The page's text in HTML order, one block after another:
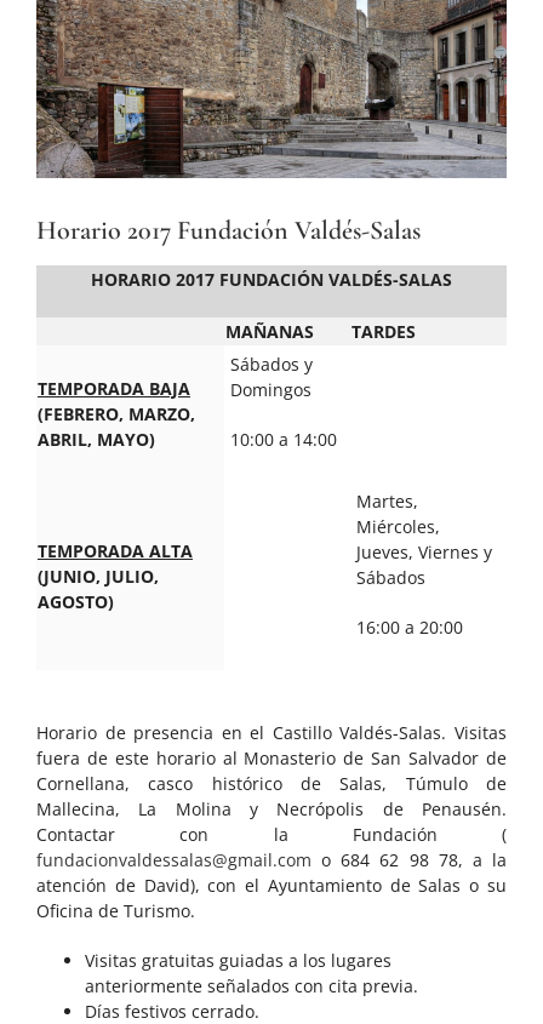
Horario 2017 Fundación Valdés-Salas
HORARIO 2017 FUNDACIÓN VALDÉS-SALAS
MAÑANAS TARDES
TEMPORADA BAJA
(FEBRERO, MARZO,
ABRIL, MAYO)
Sábados y
Domingos
10:00 a 14:00
TEMPORADA ALTA
(JUNIO, JULIO,
AGOSTO)
Martes,
Miércoles,
Jueves, Viernes y
Sábados
16:00 a 20:00
Horario de presencia en el Castillo Valdés-Salas. Visitas
fuera de este horario al Monasterio de San Salvador de
Cornellana, casco histórico de Salas, Túmulo de
Mallecina, La Molina y Necrópolis de Penausén.
Contactar con la Fundación (
fundacionvaldessalas@gmail.com o 684 62 98 78, a la
atención de David), con el Ayuntamiento de Salas o su
Oficina de Turismo.
Visitas gratuitas guiadas a los lugares
anteriormente señalados con cita previa.
Días festivos cerrado.